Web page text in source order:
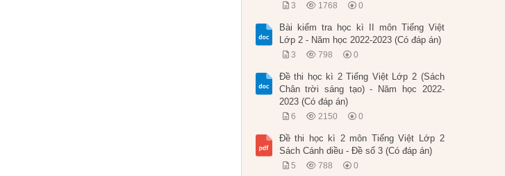
3 1768 0
Bài kiểm tra học kì II môn Tiếng Việt
Lớp 2 - Năm học 2022-2023 (Có đáp án)
3 798 0
Đề thi học kì 2 Tiếng Việt Lớp 2 (Sách
Chân trời sáng tạo) - Năm học 2022-
2023 (Có đáp án)
6 2150 0
Đề thi học kì 2 môn Tiếng Việt Lớp 2
Sách Cánh diều - Đề số 3 (Có đáp án)
5 788 0